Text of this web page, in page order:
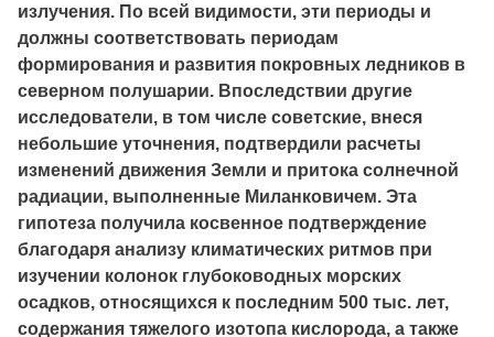
излучения. По всей видимости, эти периоды и
должны соответствовать периодам
формирования и развития покровных ледников в
северном полушарии. Впоследствии другие
исследователи, в том числе советские, внеся
небольшие уточнения, подтвердили расчеты
изменений движения Земли и притока солнечной
радиации, выполненные Миланковичем. Эта
гипотеза получила косвенное подтверждение
благодаря анализу климатических ритмов при
изучении колонок глубоководных морских
осадков, относящихся к последним 500 тыс. лет,
содержания тяжелого изотопа кислорода, а также